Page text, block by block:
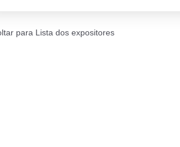
para Lista dos expositores